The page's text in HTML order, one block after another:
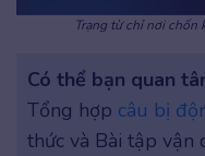
Trạng từ chỉ nơi chốn
Có thể bạn quan
Tổng hợp câu bị
thức và Bài tập vận